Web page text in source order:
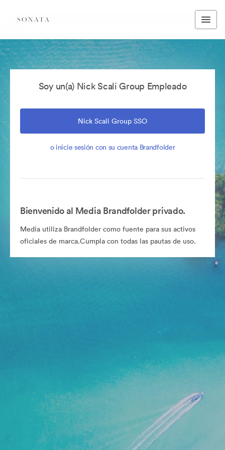
Soy un(a) Nick Scali Group Empleado
Nick Scali Group SSO
o inicie sesión con su cuenta Brandfolder
Bienvenido al Media Brandfolder privado.
Media utiliza Brandfolder como fuente para sus activos
oficiales de marca.Cumpla con todas las pautas de uso.